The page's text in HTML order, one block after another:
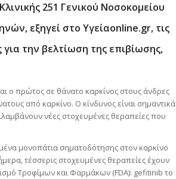
251 Γενικού Νοσοκομείου
εξηγεί στο Υγείαonline.gr, τις
την βελτίωση της επιβίωσης,
ο πρώτος σε θάνατο καρκίνος στους άνδρες
από καρκίνο. Ο κίνδυνος είναι σημαντικά
νέες στοχευμένες θεραπείες που
μονοπάτια σηματοδότησης στον καρκίνο
τέσσερις στοχευμένες θεραπείες έχουν
Τροφίμων και Φαρμάκων (FDA): gefitinib το